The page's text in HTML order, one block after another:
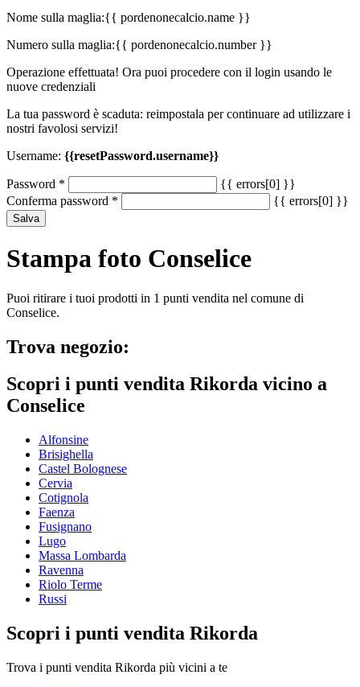
Nome sulla maglia:{{ pordenonecalcio.name }}
Numero sulla maglia:{{ pordenonecalcio.number }}
Operazione effettuata! Ora puoi procedere con il login usando le
nuove credenziali
La tua password è scaduta: reimpostala per continuare ad utilizzare i
nostri favolosi servizi!
Username: {{resetPassword.username}}
Password *
{{ errors[0] }}
Conferma password * {{ errors[0] }}
Salva
Stampa foto Conselice
Puoi ritirare i tuoi prodotti in 1 punti vendita nel comune di
Conselice.
Trova negozio:
Scopri i punti vendita Rikorda vicino a
Conselice
Alfonsine
Brisighella
Castel Bolognese
Cervia
Cotignola
Faenza
Fusignano
Lugo
Massa Lombarda
Ravenna
Riolo Terme
Russi
Scopri i punti vendita Rikorda
Trova i punti vendita Rikorda più vicini a te